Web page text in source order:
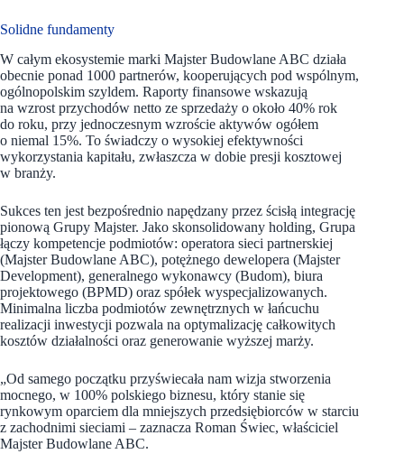
Solidne fundamenty
W całym ekosystemie marki Majster Budowlane ABC działa
obecnie ponad 1000 partnerów, kooperujących pod wspólnym,
ogólnopolskim szyldem. Raporty finansowe wskazują
na wzrost przychodów netto ze sprzedaży o około 40% rok
do roku, przy jednoczesnym wzroście aktywów ogółem
o niemal 15%. To świadczy o wysokiej efektywności
wykorzystania kapitału, zwłaszcza w dobie presji kosztowej
w branży.
Sukces ten jest bezpośrednio napędzany przez ścisłą integrację
pionową Grupy Majster. Jako skonsolidowany holding, Grupa
łączy kompetencje podmiotów: operatora sieci partnerskiej
(Majster Budowlane ABC), potężnego dewelopera (Majster
Development), generalnego wykonawcy (Budom), biura
projektowego (BPMD) oraz spółek wyspecjalizowanych.
Minimalna liczba podmiotów zewnętrznych w łańcuchu
realizacji inwestycji pozwala na optymalizację całkowitych
kosztów działalności oraz generowanie wyższej marży.
„Od samego początku przyświecała nam wizja stworzenia
mocnego, w 100% polskiego biznesu, który stanie się
rynkowym oparciem dla mniejszych przedsiębiorców w starciu
z zachodnimi sieciami – zaznacza Roman Świec, właściciel
Majster Budowlane ABC.